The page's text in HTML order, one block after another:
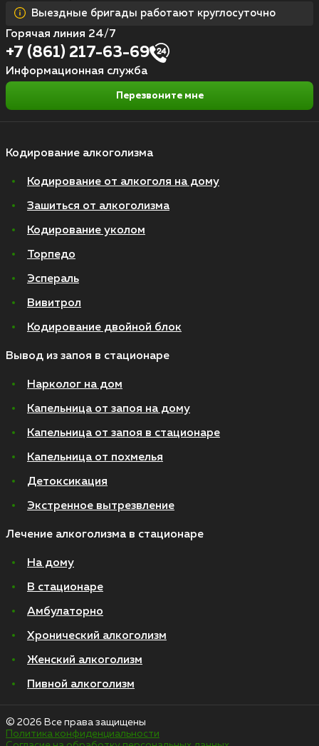
Кодирование алкоголизма
Кодирование от алкоголя на дому
Зашиться от алкоголизма
Кодирование уколом
Торпедо
Эспераль
Вивитрол
Кодирование двойной блок
Вывод из запоя в стационаре
Нарколог на дом
Капельница от запоя на дому
Капельница от запоя в стационаре
Капельница от похмелья
Детоксикация
Экстренное вытрезвление
Лечение алкоголизма в стационаре
На дому
В стационаре
Амбулаторно
Хронический алкоголизм
Женский алкоголизм
Пивной алкоголизм
Выездные бригады работают круглосуточно
Горячая линия 24/7
+7 (861) 217-63-69
Информационная служба
Перезвоните мне
© 2026 Все права защищены
Политика конфиденциальности